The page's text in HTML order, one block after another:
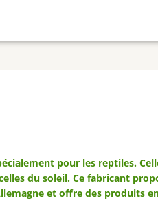
pour les reptiles.
du soleil. Ce fabricant
et offre des produits